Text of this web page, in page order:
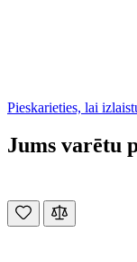
Pieskarieties, lai
Jums varētu